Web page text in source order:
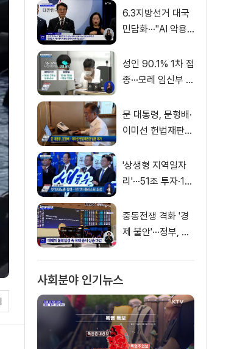
6.3지방선거 대국
민담화···"AI 악용
성인 90.1% 1차 접
종···모레 임신부 사
문 대통령, 문형배·
이미선 헌법재판관
'상생형 지역일자
리'···51조 투자·13
중동전쟁 격화 '경
제 불안'···정부, 금
소화
사회분야 인기뉴스